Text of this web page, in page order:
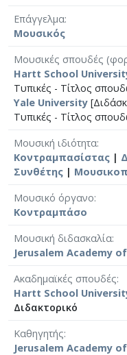
Επάγγελμα
Μουσικός
Μουσικές σπουδές
Hartt School
Τυπικές - Τίτλος
Yale University
Τυπικές - Τίτλος
Μουσική ιδιότητα
Κοντραμπασίστας |
Συνθέτης |
Μουσικό όργανο
Κοντραμπάσο
Μουσική διδασκαλία
Jerusalem Academy
Ακαδημαϊκές σπουδές
Hartt School
Διδακτορικό
Καθηγητής
Jerusalem Academy